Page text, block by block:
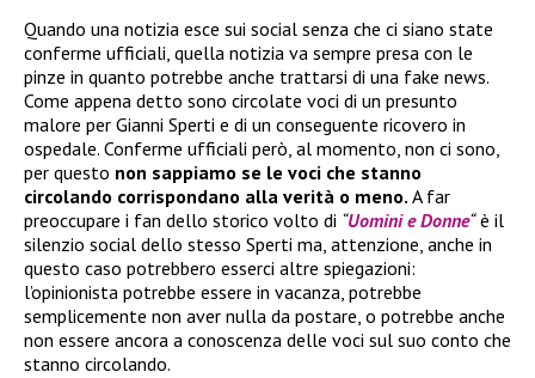
Quando una notizia esce sui social senza che ci siano state
conferme ufficiali, quella notizia va sempre presa con le
pinze in quanto potrebbe anche trattarsi di una fake news.
Come appena detto sono circolate voci di un presunto
malore per Gianni Sperti e di un conseguente ricovero in
ospedale. Conferme ufficiali però, al momento, non ci sono,
per questo non sappiamo se le voci che stanno
circolando corrispondano alla verità o meno. A far
preoccupare i fan dello storico volto di “Uomini e Donne“è il
silenzio social dello stesso Sperti ma, attenzione, anche in
questo caso potrebbero esserci altre spiegazioni:
l’opinionista potrebbe essere in vacanza, potrebbe
semplicemente non aver nulla da postare, o potrebbe anche
non essere ancora a conoscenza delle voci sul suo conto che
stanno circolando.